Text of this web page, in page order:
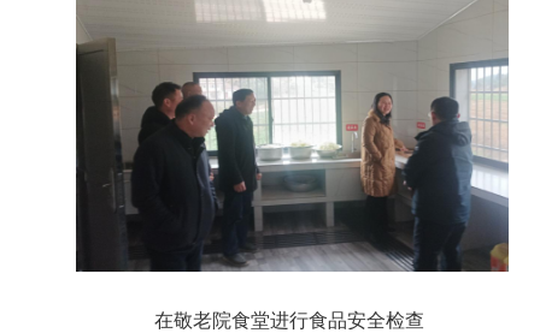
在敬老院食堂进行食品安全检查